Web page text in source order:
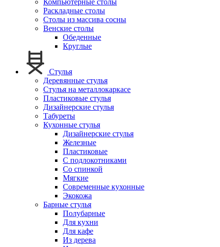
Компьютерные столы
Раскладные столы
Столы из массива сосны
Венские столы
Обеденные
Круглые
Стулья
Деревянные стулья
Стулья на металлокаркасе
Пластиковые стулья
Дизайнерские стулья
Табуреты
Кухонные стулья
Дизайнерские стулья
Железные
Пластиковые
С подлокотниками
Со спинкой
Мягкие
Современные кухонные
Экокожа
Барные стулья
Полубарные
Для кухни
Для кафе
Из дерева